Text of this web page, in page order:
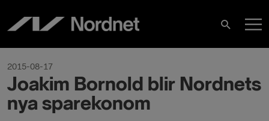
content
Search
2015-08-17
Joakim Bornold blir Nordnets
nya sparekonom